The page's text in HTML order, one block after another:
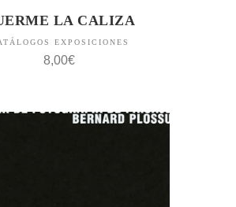
LA CALIZA
EXPOSICIONES
8,00€